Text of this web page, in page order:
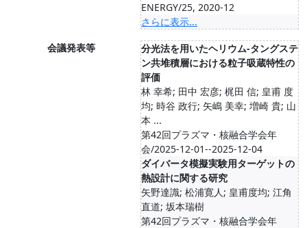
ENERGY/25, 2020-12
さらに表示...
会議発表等
分光法を用いたヘリウム-タングステ
ン共堆積層における粒子吸蔵特性の
評価
林 幸希; 田中 宏彦; 梶田 信; 皇甫 度
均; 時谷 政行; 矢嶋 美幸; 増崎 貴; 山
本 ...
第42回プラズマ・核融合学会年
会/2025-12-01--2025-12-04
ダイバータ模擬実験用ターゲットの
熱設計に関する研究
矢野達識; 松浦寛人; 皇甫度均; 江角
直道; 坂本瑞樹
第42回プラズマ・核融合学会年